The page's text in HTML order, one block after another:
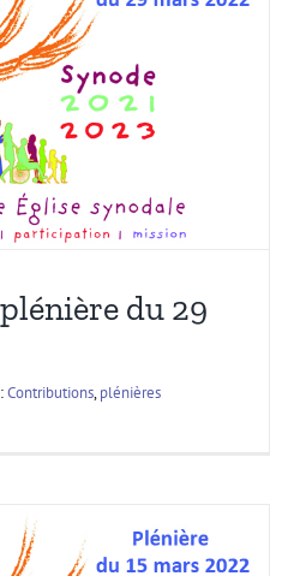
du 29
Contributions,plénières